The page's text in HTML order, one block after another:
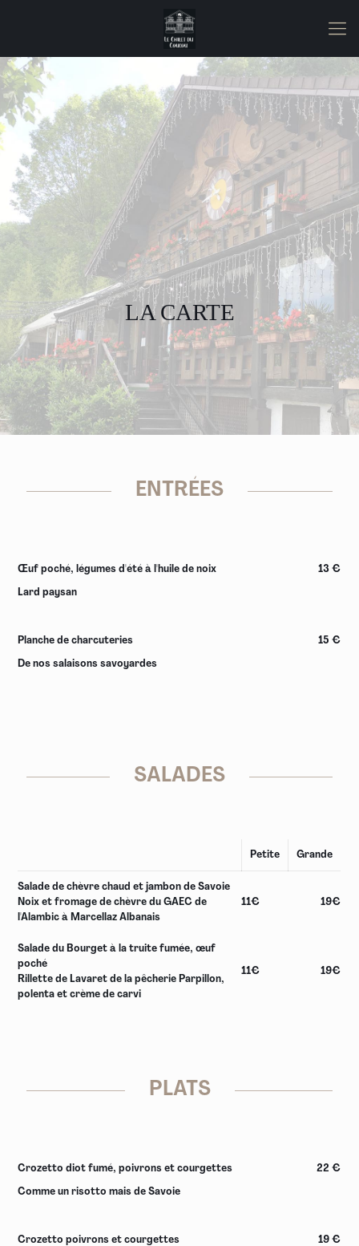
LA CARTE
ENTRÉES
Œuf poché, légumes d'été à l'huile de noix 13 €
Lard paysan
Planche de charcuteries 15 €
De nos salaisons savoyardes
SALADES
Petite Grande
Salade de chèvre chaud et jambon de Savoie
Noix et fromage de chèvre du GAEC de
l'Alambic à Marcellaz Albanais
11€ 19€
Salade du Bourget à la truite fumée, œuf
poché
Rillette de Lavaret de la pêcherie Parpillon,
polenta et crème de carvi
11€ 19€
PLATS
Crozetto diot fumé, poivrons et courgettes 22 €
Comme un risotto mais de Savoie
Crozetto poivrons et courgettes 19 €